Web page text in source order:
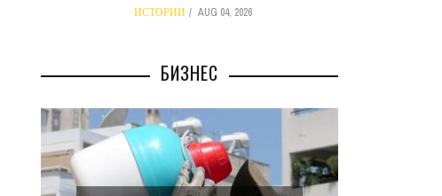
ИСТОРИИ AUG 04, 2026
БИЗНЕС